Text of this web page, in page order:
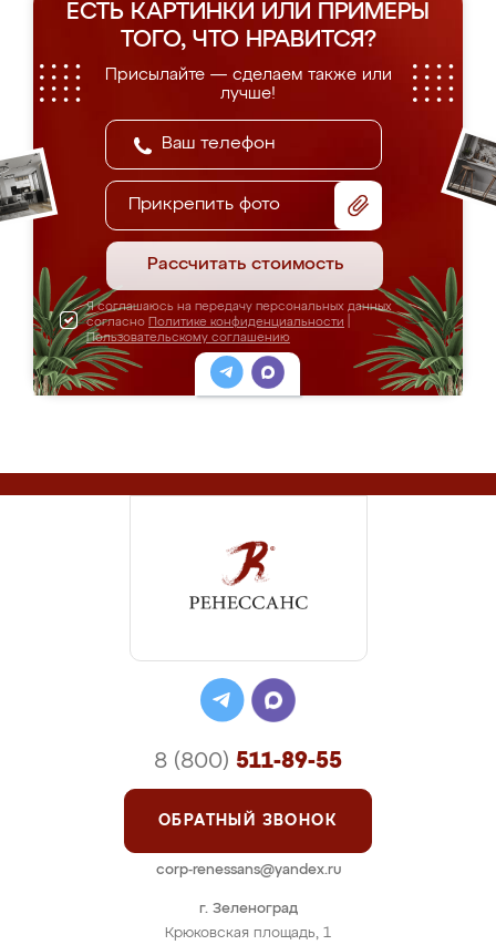
ЕСТЬ КАРТИНКИ ИЛИ ПРИМЕРЫ
ТОГО, ЧТО НРАВИТСЯ?
Присылайте — сделаем также или
лучше!
Прикрепить фото
Рассчитать стоимость
Я соглашаюсь на передачу персональных данных
согласно Политике конфиденциальности
Пользовательскому соглашению
г. Зеленоград
Крюковская площадь, 1
8 (800) 511-89-55
ОБРАТНЫЙ ЗВОНОК
corp-renessans@yandex.ru